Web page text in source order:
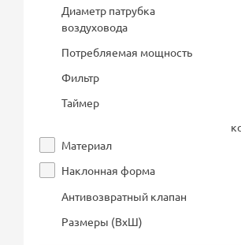
Диаметр патрубка
воздуховода
Потребляемая мощность
Фильтр
Таймер
Материал
Наклонная форма
Антивозвратный клапан
Размеры (ВхШ)